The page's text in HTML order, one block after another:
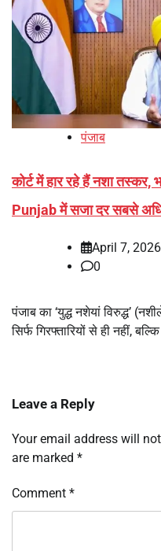
पंजाब
कोर्ट में हार रहे हैं नशा तस्कर,
Punjab में सजा दर सबसे
April 7, 2026
0
पंजाब का ‘युद्ध नशेयां विरुद्ध’
सिर्फ गिरफ्तारियों से ही नहीं,
Leave a Reply
Your email address will
are marked *
Comment *